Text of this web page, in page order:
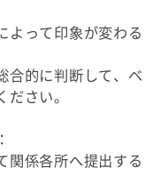
よって印象が変わる
合的に判断して、ベ
さい。
関係各所へ提出する